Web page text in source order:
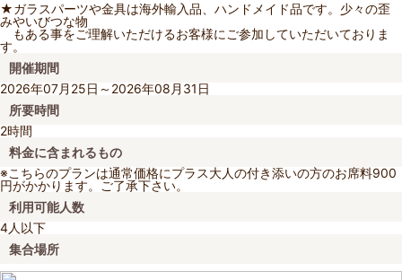
★ガラスパーツや金具は海外輸入品、ハンドメイド品です。少々の歪
みやいびつな物
もある事をご理解いただけるお客様にご参加していただいておりま
す。
開催期間
2026年07月25日～2026年08月31日
所要時間
2時間
料金に含まれるもの
※こちらのプランは通常価格にプラス大人の付き添いの方のお席料900
円がかかります。ご了承下さい。
利用可能人数
4人以下
集合場所